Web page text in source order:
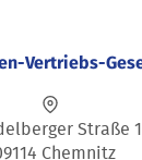
Vertriebs-
Straße 1
Chemnitz